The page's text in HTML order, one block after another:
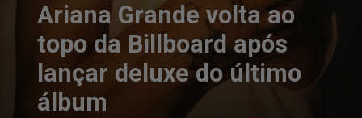
Ariana Grande volta ao
topo da Billboard após
lançar deluxe do último
álbum